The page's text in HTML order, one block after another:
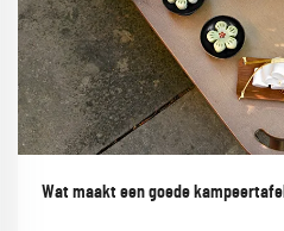
Wat maakt een goede